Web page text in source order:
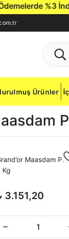
%3 İndirim
Ürünler
Maasdam
Kg
3.151,20